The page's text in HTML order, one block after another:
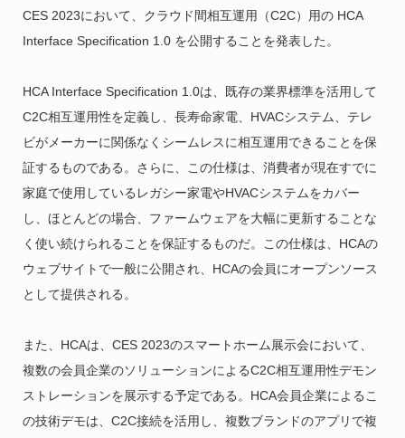
CES 2023において、クラウド間相互運用（C2C）用の HCA
Interface Specification 1.0 を公開することを発表した。
HCA Interface Specification 1.0は、既存の業界標準を活用して
C2C相互運用性を定義し、長寿命家電、HVACシステム、テレ
ビがメーカーに関係なくシームレスに相互運用できることを保
証するものである。さらに、この仕様は、消費者が現在すでに
家庭で使用しているレガシー家電やHVACシステムをカバー
し、ほとんどの場合、ファームウェアを大幅に更新することな
く使い続けられることを保証するものだ。この仕様は、HCAの
ウェブサイトで一般に公開され、HCAの会員にオープンソース
として提供される。
また、HCAは、CES 2023のスマートホーム展示会において、
複数の会員企業のソリューションによるC2C相互運用性デモン
ストレーションを展示する予定である。HCA会員企業によるこ
の技術デモは、C2C接続を活用し、複数ブランドのアプリで複